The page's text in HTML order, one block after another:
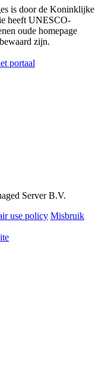
is door de Koninklijke
heeft UNESCO-
oude homepage
zijn.
portaal
Server B.V.
use policy Misbruik